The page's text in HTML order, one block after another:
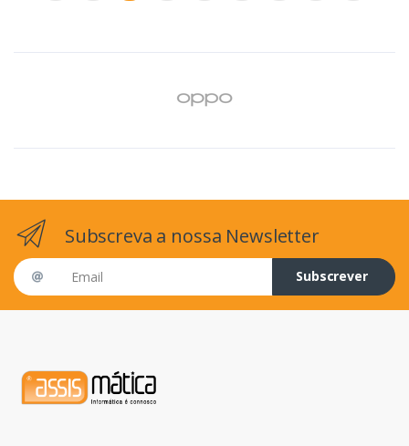
Subscreva a nossa Newsletter
Email address
Subscrever